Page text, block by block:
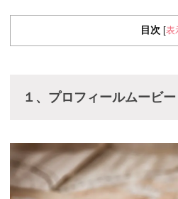
目次 表
１、プロフィールムービ